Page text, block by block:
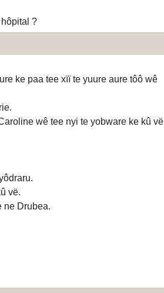
?
ke paa tee xïï te yuure aure tôô wê
wê tee nyi te yobware ke kû vë
vë.
ne Drubea.